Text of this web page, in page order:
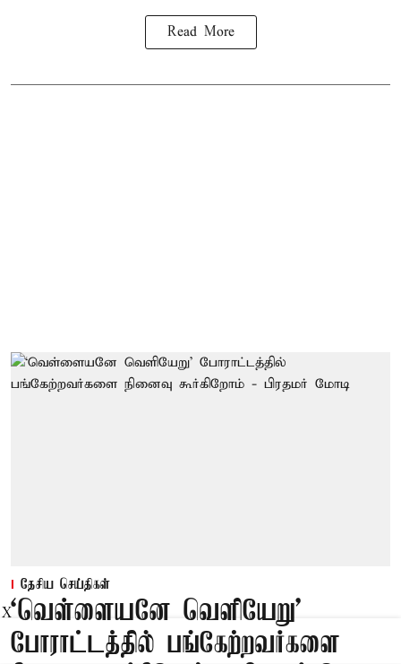
Read More
தேசிய செய்திகள்
‘வெள்ளையனே வெளியேறு’
போராட்டத்தில் பங்கேற்றவர்களை
X